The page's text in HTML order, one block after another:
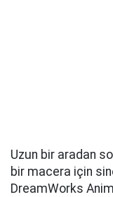
Uzun bir aradan
bir macera için
DreamWorks